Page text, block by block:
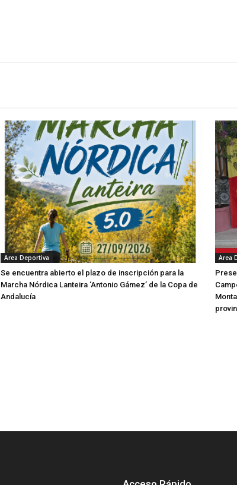
Area Deportiva
Se encuentra abierto el plazo de inscripción para la
Marcha Nórdica Lanteira ‘Antonio Gámez’ de la Copa de
Andalucía
Area